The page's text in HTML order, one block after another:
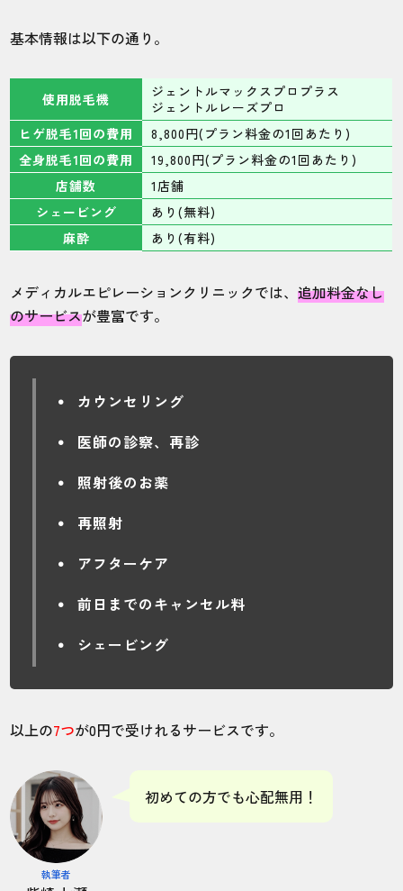
基本情報は以下の通り。
使用脱毛機
ジェントルマックスプロプラス
ジェントルレーズプロ
ヒゲ脱毛1回の費用
8,800円(プラン料金の1回あたり)
全身脱毛1回の費用
19,800円(プラン料金の1回あたり)
店舗数
1店舗
シェービング
あり(無料)
麻酔
あり(有料)
メディカルエピレーションクリニックでは、追加料金なし
のサービスが豊富です。
カウンセリング
医師の診察、再診
照射後のお薬
再照射
アフターケア
前日までのキャンセル料
シェービング
以上の7つが0円で受けれるサービスです。
執筆者
初めての方でも心配無用！